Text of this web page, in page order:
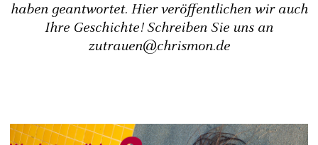
haben geantwortet. Hier veröffentlichen wir auch
Ihre Geschichte! Schreiben Sie uns an
zutrauen@chrismon.de